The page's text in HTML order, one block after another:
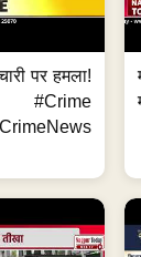
पर हमला!
#Crime